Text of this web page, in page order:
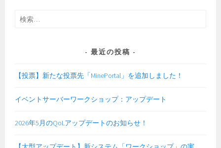
検
最近の投稿
【投票】新たな投票先「MinePortal」を追加しました！
イベントサーバーワークショップ：アップデート
2026年5月のQoLアップデートのお知らせ！